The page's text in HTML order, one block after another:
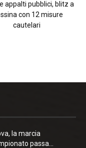
appalti pubblici, blitz a
con 12 misure
cautelari
la marcia
passa...